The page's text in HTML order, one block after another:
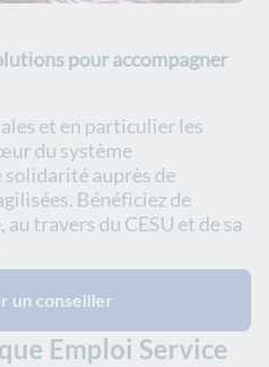
pour accompagner
et en particulier les
du système
solidarité auprès de
Bénéficiez de
travers du CESU et de sa
un conseiller
Emploi Service